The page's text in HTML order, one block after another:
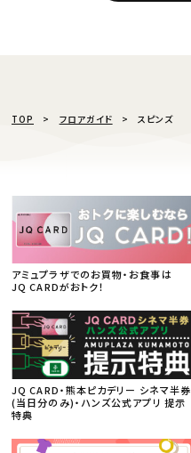
TOP フロアガイド スピンズ
アミュプラザでのお買物・お食事は
JQ CARDがおトク！
JQ CARD・熊本ピカデリー シネマ半券
(当日分のみ)・ハンズ公式アプリ 提示
特典